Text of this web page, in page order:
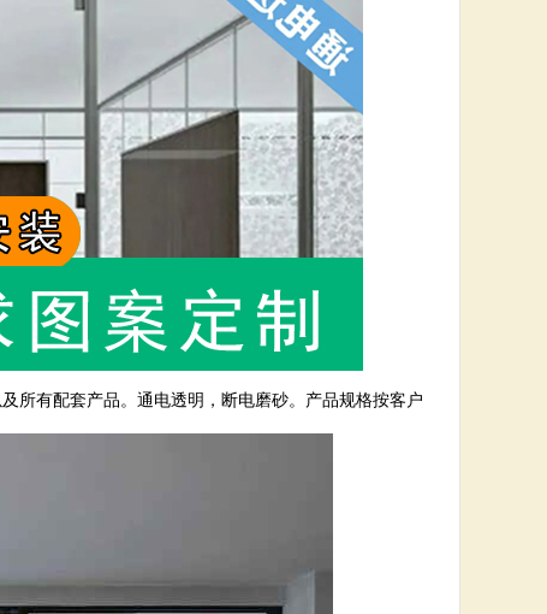
所有配套产品。通电透明，断电磨砂。产品规格按客户